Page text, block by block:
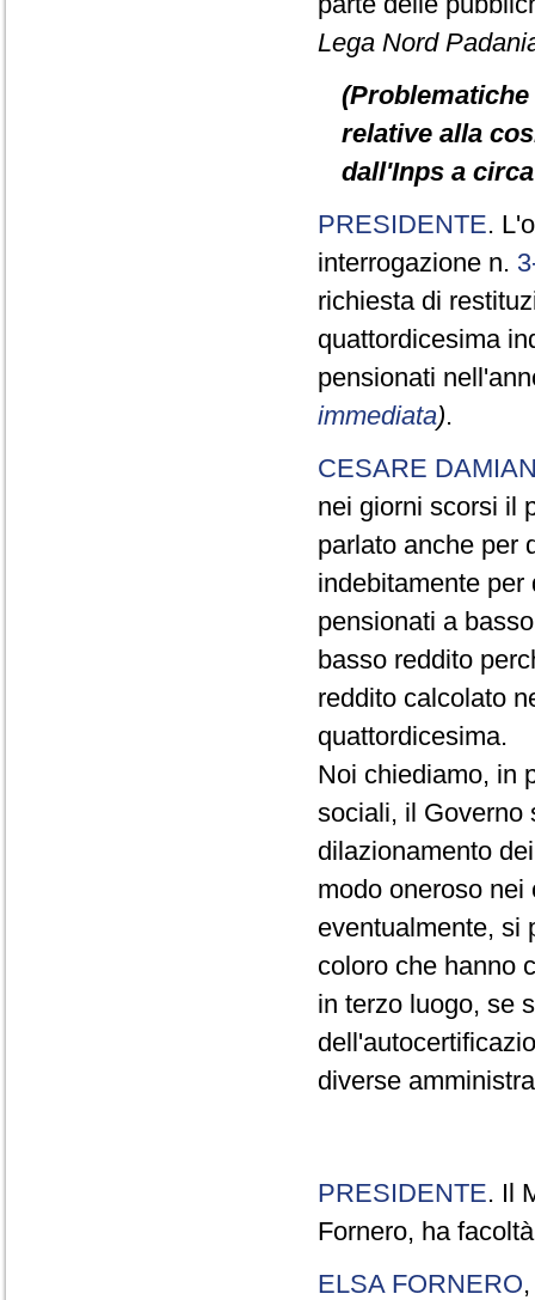
Lega Nord
relative alla
dall'Inps a
PRESIDENTE.
interrogazione n.
richiesta di
quattordicesima
pensionati
immediata).
CESARE
nei giorni scorsi il
parlato anche per
indebitamente
pensionati a
basso reddito
reddito calcolato
quattordicesima.
Noi chiediamo, in
sociali, il Governo
dilazionamento
modo oneroso
eventualmente, si
coloro che hanno
in terzo luogo, se
diverse
PRESIDENTE. Il
Fornero, ha
ELSA FORNERO